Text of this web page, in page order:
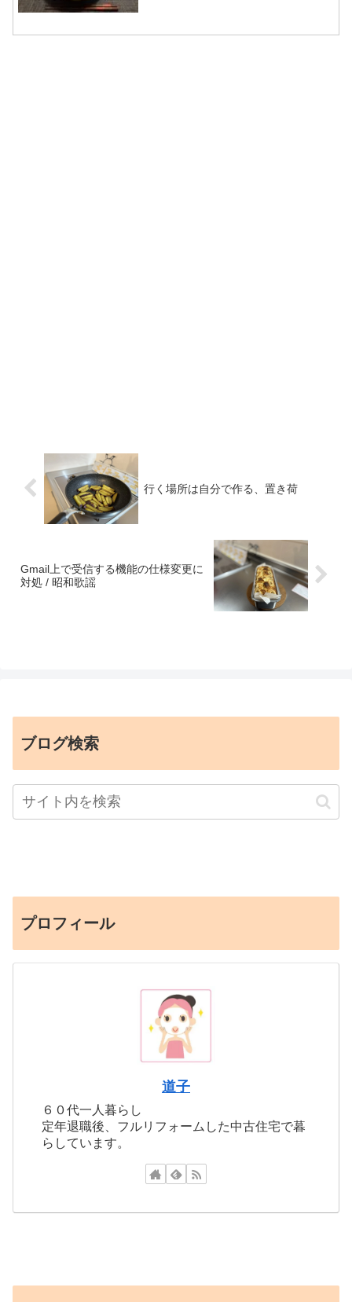
行く場所は自分で作る、置き荷
Gmail上で受信する機能の仕様変更に
対処 / 昭和歌謡
ブログ検索
プロフィール
道子
６０代一人暮らし
定年退職後、フルリフォームした中古住宅で暮
らしています。